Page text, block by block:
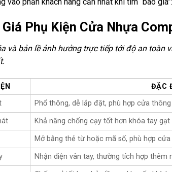
Phụ Kiện Cửa Nhựa
và bản lề ảnh hưởng trực tiếp tới độ an toàn
ĐẶC
Phổ thông, dễ lắp đặt, phù hợp cửa
Khả năng chống cạy tốt hơn khóa tay gạt
Mở bằng thẻ từ hoặc mã số, phù hợp
Nhận diện vân tay, thường tích hợp thêm